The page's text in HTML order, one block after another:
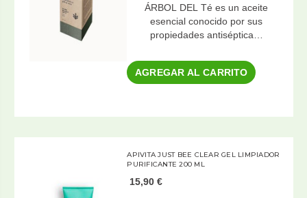
ÁRBOL DEL Té es un aceite
esencial conocido por sus
propiedades antiséptica…
AGREGAR AL CARRITO
APIVITA JUST BEE CLEAR GEL LIMPIADOR
PURIFICANTE 200 ML
15,90 €